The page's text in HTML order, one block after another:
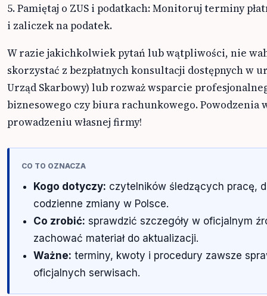
5. Pamiętaj o ZUS i podatkach: Monitoruj terminy
i zaliczek na podatek.
W razie jakichkolwiek pytań lub wątpliwości, nie
skorzystać z bezpłatnych konsultacji dostępnych w
Urząd Skarbowy) lub rozważ wsparcie
biznesowego czy biura rachunkowego. Powodzenia
prowadzeniu własnej firmy!
CO TO OZNACZA
Kogo dotyczy: czytelników śledzących pracę,
codzienne zmiany w Polsce.
Co zrobić: sprawdzić szczegóły w oficjalnym
zachować materiał do aktualizacji.
Ważne: terminy, kwoty i procedury zawsze
oficjalnych serwisach.